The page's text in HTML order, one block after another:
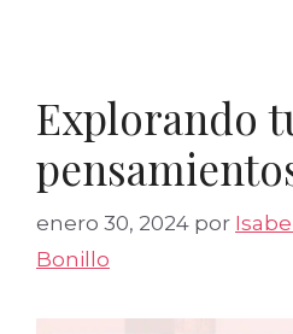
Explorando
enero 30, 2024 por
Bonillo